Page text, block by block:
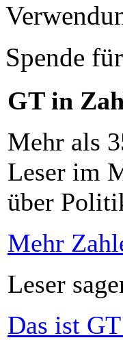
Spende
GT in
Mehr als
Leser im
über
Mehr
Leser
Das ist